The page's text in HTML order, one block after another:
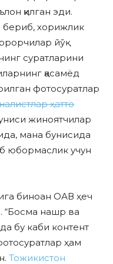
қилган эди.
хорижлик
йўқ
суратларини
қасамёд
фотосуратлар
ҳатто
жиноятчилар
мана бунисида
юбормаслик учун
биноан ОАВ ҳеч
“Босма нашр ва
бу каби контент
ҳам
Тожикистон